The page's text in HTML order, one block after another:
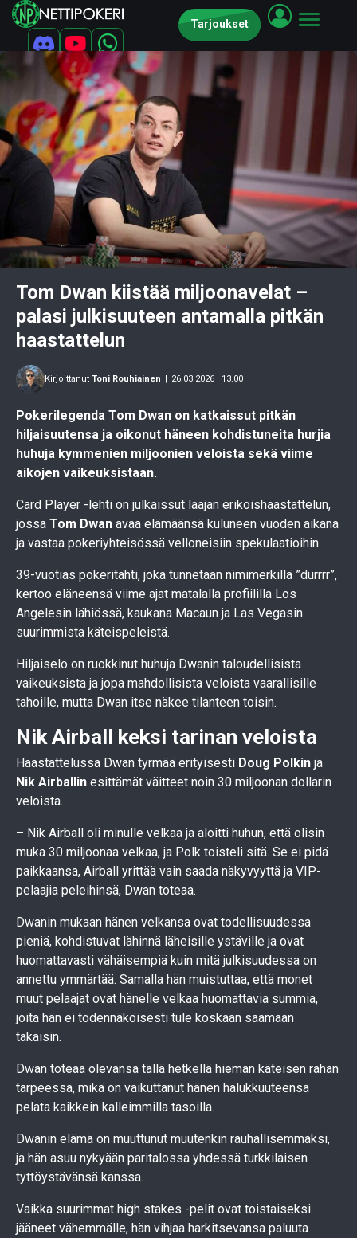
Tarjoukset
Tom Dwan kiistää miljoonavelat –
palasi julkisuuteen antamalla pitkän
haastattelun
Kirjoittanut Toni Rouhiainen | 26.03.2026 | 13.00
Pokerilegenda Tom Dwan on katkaissut pitkän
hiljaisuutensa ja oikonut häneen kohdistuneita hurjia
huhuja kymmenien miljoonien veloista sekä viime
aikojen vaikeuksistaan.
Card Player -lehti on julkaissut laajan erikoishaastattelun,
jossa Tom Dwan avaa elämäänsä kuluneen vuoden aikana
ja vastaa pokeriyhteisössä velloneisiin spekulaatioihin.
39-vuotias pokeritähti, joka tunnetaan nimimerkillä ”durrrr”,
kertoo eläneensä viime ajat matalalla profiililla Los
Angelesin lähiössä, kaukana Macaun ja Las Vegasin
suurimmista käteispeleistä.
Hiljaiselo on ruokkinut huhuja Dwanin taloudellisista
vaikeuksista ja jopa mahdollisista veloista vaarallisille
tahoille, mutta Dwan itse näkee tilanteen toisin.
Nik Airball keksi tarinan veloista
Haastattelussa Dwan tyrmää erityisesti Doug Polkin ja
Nik Airballin esittämät väitteet noin 30 miljoonan dollarin
veloista.
– Nik Airball oli minulle velkaa ja aloitti huhun, että olisin
muka 30 miljoonaa velkaa, ja Polk toisteli sitä. Se ei pidä
paikkaansa, Airball yrittää vain saada näkyvyyttä ja VIP-
pelaajia peleihinsä, Dwan toteaa.
Dwanin mukaan hänen velkansa ovat todellisuudessa
pieniä, kohdistuvat lähinnä läheisille ystäville ja ovat
huomattavasti vähäisempiä kuin mitä julkisuudessa on
annettu ymmärtää. Samalla hän muistuttaa, että monet
muut pelaajat ovat hänelle velkaa huomattavia summia,
joita hän ei todennäköisesti tule koskaan saamaan
takaisin.
Dwan toteaa olevansa tällä hetkellä hieman käteisen rahan
tarpeessa, mikä on vaikuttanut hänen halukkuuteensa
pelata kaikkein kalleimmilla tasoilla.
Dwanin elämä on muuttunut muutenkin rauhallisemmaksi,
ja hän asuu nykyään paritalossa yhdessä turkkilaisen
tyttöystävänsä kanssa.
Vaikka suurimmat high stakes -pelit ovat toistaiseksi
jääneet vähemmälle, hän vihjaa harkitsevansa paluuta